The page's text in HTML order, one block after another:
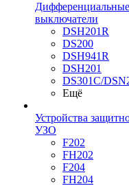
выключатели
DSH201R
DS200
DSH941R
DSH201
DS301C/
Ещё
Устройства
УЗО
F202
FH202
F204
FH204